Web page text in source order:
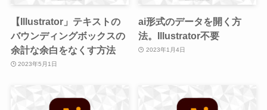
【Illustrator」テキストの
バウンディングボックスの
余計な余白をなくす方法
2023年5月1日
ai形式のデータを開く方
法。Illustrator不要
2023年1月4日